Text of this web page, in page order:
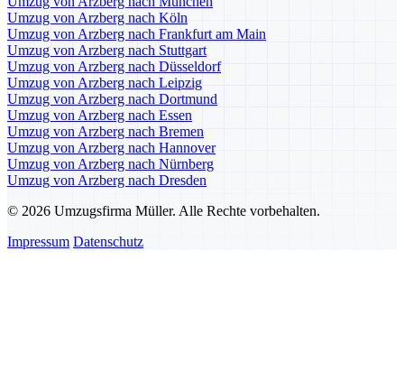
Umzug von Arzberg nach Köln
Umzug von Arzberg nach Frankfurt am Main
Umzug von Arzberg nach Stuttgart
Umzug von Arzberg nach Düsseldorf
Umzug von Arzberg nach Leipzig
Umzug von Arzberg nach Dortmund
Umzug von Arzberg nach Essen
Umzug von Arzberg nach Bremen
Umzug von Arzberg nach Hannover
Umzug von Arzberg nach Nürnberg
Umzug von Arzberg nach Dresden
© 2026 Umzugsfirma Müller. Alle Rechte vorbehalten.
Impressum Datenschutz